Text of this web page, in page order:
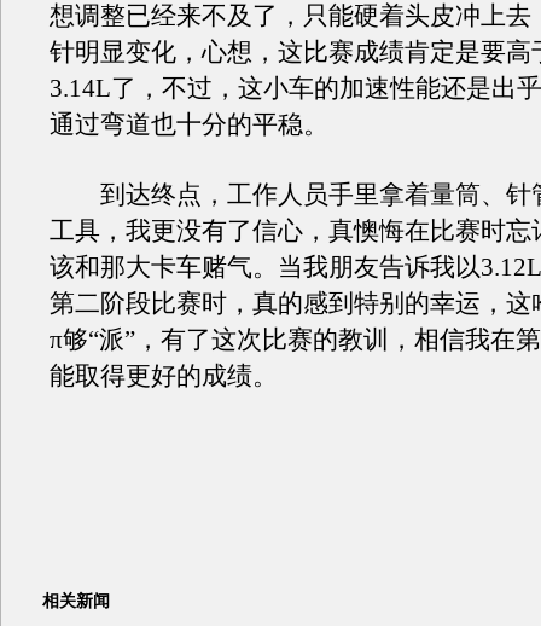
想调整已经来不及了，只能硬着头皮冲上去
针明显变化，心想，这比赛成绩肯定是要高
3.14L了，不过，这小车的加速性能还是出
通过弯道也十分的平稳。
到达终点，工作人员手里拿着量筒、针
工具，我更没有了信心，真懊悔在比赛时忘
该和那大卡车赌气。当我朋友告诉我以
第二阶段比赛时，真的感到特别的幸运，这
π够“派”，有了这次比赛的教训，相信我在
能取得更好的成绩。
相关新闻